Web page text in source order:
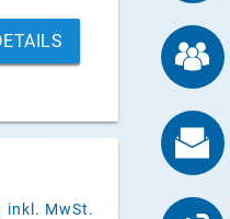
inkl. MwSt.